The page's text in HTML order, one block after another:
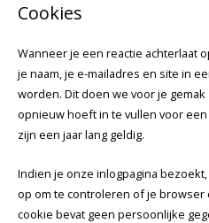
Cookies
Wanneer je een reactie achterlaat
je naam, je e-mailadres en site in
worden. Dit doen we voor je
opnieuw hoeft in te vullen voor
zijn een jaar lang geldig.
Indien je onze inlogpagina
op om te controleren of je browser
cookie bevat geen persoonlijke